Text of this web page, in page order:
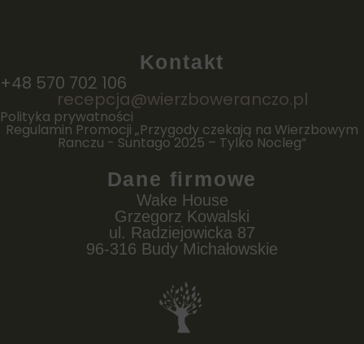
Kontakt
+48 570 702 106
recepcja@wierzboweranczo.pl
Polityka prywatności
Regulamin Promocji „Przygody czekają na Wierzbowym
Ranczu - Suntago 2025 – Tylko Nocleg”
Dane firmowe
Wake House
Grzegorz Kowalski
ul. Radziejowicka 87
96-316 Budy Michałowskie